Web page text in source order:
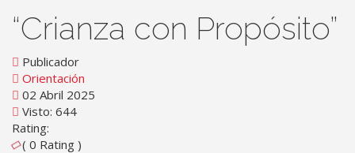
“Crianza con Propósito”
Publicador
Orientación
02 Abril 2025
Visto: 644
Rating:
( 0 Rating )